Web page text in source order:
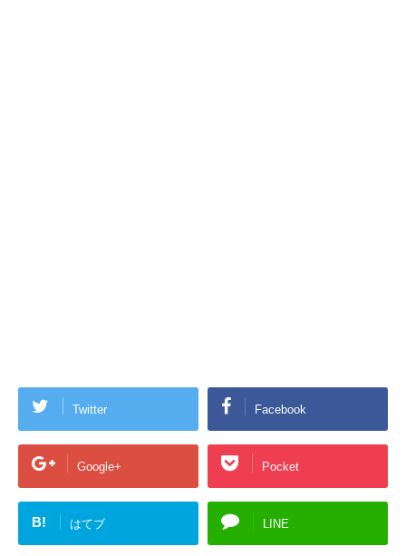
Twitter Facebook
Google+ Pocket
B! はてブ LINE